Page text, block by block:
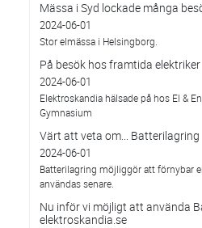
Mässa i Syd lockade många
2024-06-01
Stor elmässa i Helsingborg.
På besök hos framtida elektriker
2024-06-01
Elektroskandia hälsade på hos El &
Gymnasium
Värt att veta om... Batterilagring
2024-06-01
Batterilagring möjliggör att förnybar
användas senare.
Nu inför vi möjligt att använda
elektroskandia.se